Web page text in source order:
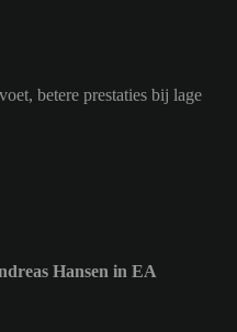
betere prestaties bij lage
Hansen in EA